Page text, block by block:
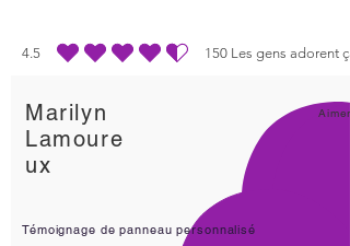
into your bath and feel your
body detoxify! Can also be
iNfinity, to enhance and raise
your vibration instantly!
Size : 5 oz
4.5 150 Les gens adorent ça
la note moyenne est 4.5 sur 5, d'après 150 votes, Les
Marilyn
Lamoure
ux
Aimer!
Témoignage de panneau personnalisé